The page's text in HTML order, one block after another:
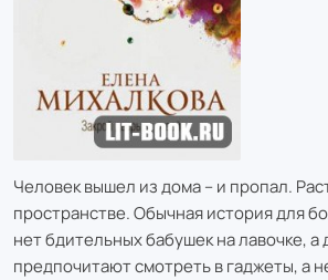
Человек вышел из дома – и пропал.
пространстве. Обычная история для
нет бдительных бабушек на лавочке, а
предпочитают смотреть в гаджеты, а